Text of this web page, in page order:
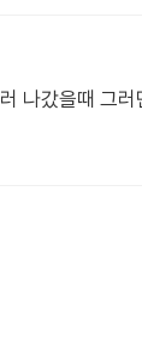
나갔을때 그러